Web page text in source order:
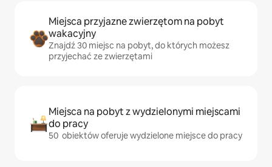
Miejsca przyjazne zwierzętom na pobyt
wakacyjny
Znajdź 30 miejsc na pobyt, do których możesz
przyjechać ze zwierzętami
Miejsca na pobyt z wydzielonymi miejscami
do pracy
50 obiektów oferuje wydzielone miejsce do pracy